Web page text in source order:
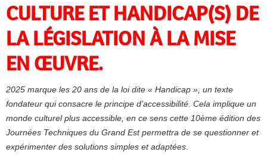
CULTURE ET HANDICAP(S) DE
LA LÉGISLATION À LA MISE
EN ŒUVRE.
2025 marque les 20 ans de la loi dite « Handicap », un texte
fondateur qui consacre le principe d’accessibilité. Cela implique un
monde culturel plus accessible, en ce sens cette 10ème édition des
Journées Techniques du Grand Est permettra de se questionner et
expérimenter des solutions simples et adaptées